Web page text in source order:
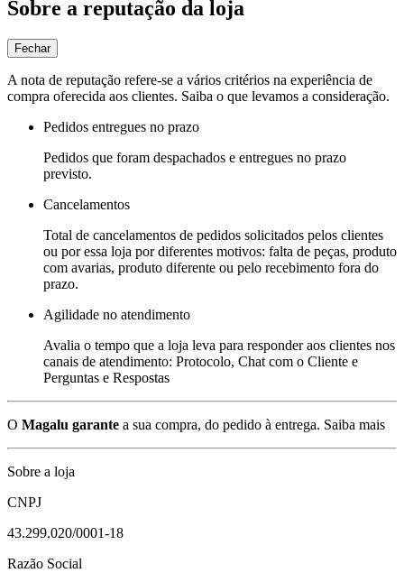
Sobre a reputação da loja
Fechar
A nota de reputação refere-se a vários critérios na experiência de
compra oferecida aos clientes. Saiba o que levamos a consideração.
Pedidos entregues no prazo
Pedidos que foram despachados e entregues no prazo
previsto.
Cancelamentos
Total de cancelamentos de pedidos solicitados pelos clientes
ou por essa loja por diferentes motivos: falta de peças, produto
com avarias, produto diferente ou pelo recebimento fora do
prazo.
Agilidade no atendimento
Avalia o tempo que a loja leva para responder aos clientes nos
canais de atendimento: Protocolo, Chat com o Cliente e
Perguntas e Respostas
O Magalu garante a sua compra, do pedido à entrega. Saiba mais
Sobre a loja
CNPJ
43.299.020/0001-18
Razão Social